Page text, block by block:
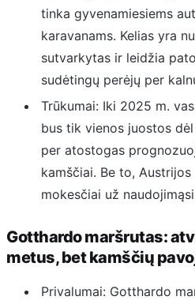
tinka gyvenamiesiems
karavanams. Kelias yra
sutvarkytas ir leidžia
sudėtingų perėjų per
Trūkumai: Iki 2025 m.
bus tik vienos juostos
per atostogas
kamščiai. Be to,
mokesčiai už
Gotthardo maršrutas:
metus, bet kamščių
Privalumai: Gotthardo